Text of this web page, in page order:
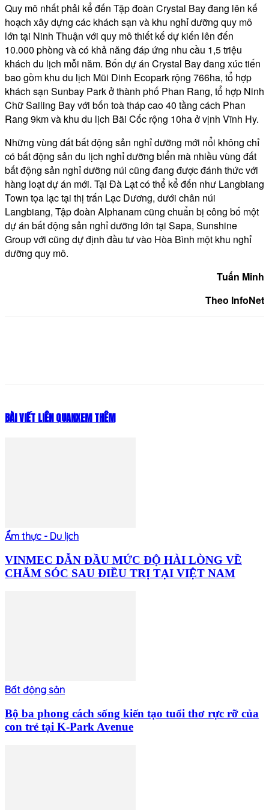
Quy mô nhất phải kể đến Tập đoàn Crystal Bay đang lên kế
hoạch xây dựng các khách sạn và khu nghỉ dưỡng quy mô
lớn tại Ninh Thuận với quy mô thiết kế dự kiến lên đến
10.000 phòng và có khả năng đáp ứng nhu cầu 1,5 triệu
khách du lịch mỗi năm. Bốn dự án Crystal Bay đang xúc tiến
bao gồm khu du lịch Mũi Dinh Ecopark rộng 766ha, tổ hợp
khách sạn Sunbay Park ở thành phố Phan Rang, tổ hợp Ninh
Chữ Sailing Bay với bốn toà tháp cao 40 tầng cách Phan
Rang 9km và khu du lịch Bãi Cốc rộng 10ha ở vịnh Vĩnh Hy.
Những vùng đất bất động sản nghỉ dưỡng mới nổi không chỉ
có bất động sản du lịch nghỉ dưỡng biển mà nhiều vùng đất
bất động sản nghỉ dưỡng núi cũng đang được đánh thức với
hàng loạt dự án mới. Tại Đà Lạt có thể kể đến như Langbiang
Town tọa lạc tại thị trấn Lạc Dương, dưới chân núi
Langbiang, Tập đoàn Alphanam cũng chuẩn bị công bố một
dự án bất động sản nghỉ dưỡng lớn tại Sapa, Sunshine
Group với cũng dự định đầu tư vào Hòa Bình một khu nghỉ
dưỡng quy mô.
Tuấn Minh
Theo InfoNet
BÀI VIẾT LIÊN QUANXEM THÊM
Ẩm thực - Du lịch
VINMEC DẪN ĐẦU MỨC ĐỘ HÀI LÒNG VỀ
CHĂM SÓC SAU ĐIỀU TRỊ TẠI VIỆT NAM
Bất động sản
Bộ ba phong cách sống kiến tạo tuổi thơ rực rỡ của
con trẻ tại K-Park Avenue